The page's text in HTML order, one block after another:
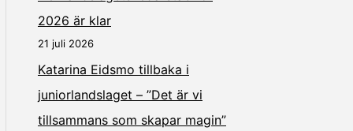
2026 är klar
21 juli 2026
Katarina Eidsmo tillbaka i
juniorlandslaget – ”Det är vi
tillsammans som skapar magin”